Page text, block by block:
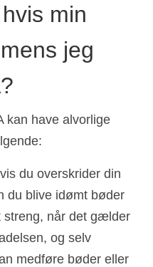
min
jeg
kan have alvorlige
du overskrider din
du blive idømt bøder
streng, når det gælder
og selv
medføre bøder eller